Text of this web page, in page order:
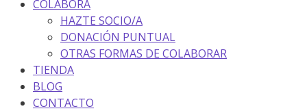
COLABORA
HAZTE SOCIO/A
DONACIÓN PUNTUAL
OTRAS FORMAS DE COLABORAR
TIENDA
BLOG
CONTACTO